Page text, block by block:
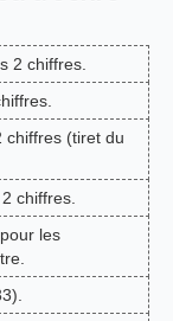
2 chiffres.
chiffres (tiret du
chiffres.
les